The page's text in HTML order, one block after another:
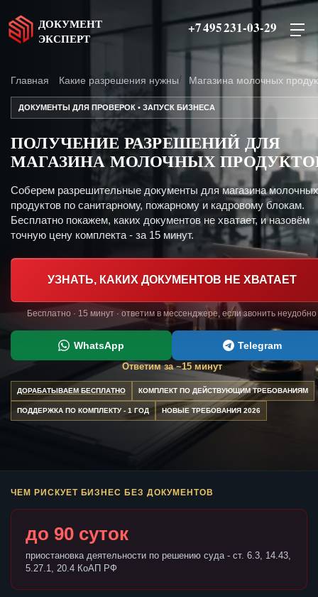
ДОКУМЕНТ
ЭКСПЕРТ
+7 495 231-03-29
Главная Какие разрешения нужны Магазина молочных
ДОКУМЕНТЫ ДЛЯ ПРОВЕРОК • ЗАПУСК БИЗНЕСА
ПОЛУЧЕНИЕ РАЗРЕШЕНИЙ ДЛЯ
МАГАЗИНА МОЛОЧНЫХ
Соберем разрешительные документы для магазина молочных
продуктов по санитарному, пожарному и кадровому блокам.
Бесплатно покажем, каких документов не хватает, и назовём
точную цену комплекта - за 15 минут.
УЗНАТЬ, КАКИХ ДОКУМЕНТОВ НЕ ХВАТАЕТ
Бесплатно · 15 минут · ответим в мессенджере, если звонить неудобно
WhatsApp Telegram
Ответим за ~15 минут
ДОРАБАТЫВАЕМ БЕСПЛАТНО КОМПЛЕКТ ПО ДЕЙСТВУЮЩИМ ТРЕБОВАНИЯМ
ПОДДЕРЖКА ПО КОМПЛЕКТУ - 1 ГОД НОВЫЕ ТРЕБОВАНИЯ 2026
ЧЕМ РИСКУЕТ БИЗНЕС БЕЗ ДОКУМЕНТОВ
до 90 суток
приостановка деятельности по решению суда - ст. 6.3, 14.43,
5.27.1, 20.4 КоАП РФ